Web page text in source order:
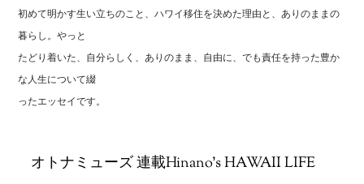
初めて明かす生い立ちのこと、ハワイ移住を決めた理由と、ありのままの
暮らし。やっと
たどり着いた、自分らしく、ありのまま、自由に、でも責任を持った豊か
な人生について綴
ったエッセイです。
オトナミューズ 連載Hinano’s HAWAII LIFE